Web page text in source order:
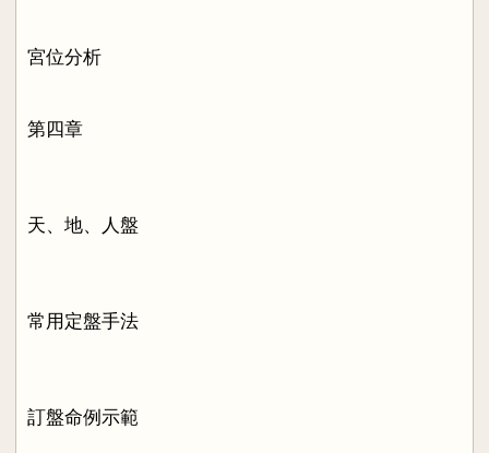
宮位分析
第四章
天、地、人盤
常用定盤手法
訂盤命例示範